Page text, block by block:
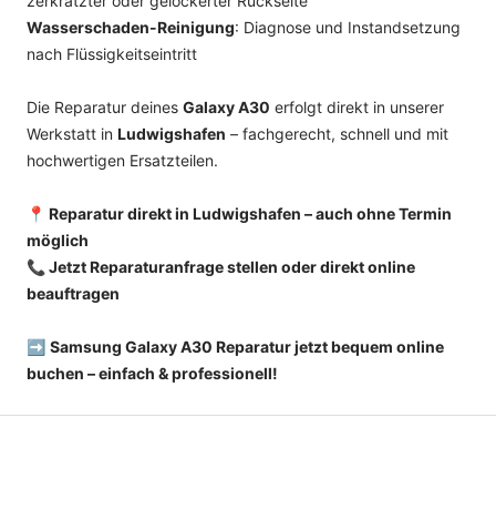
Wasserschaden-Reinigung: Diagnose und Instandsetzung
nach Flüssigkeitseintritt
Die Reparatur deines Galaxy A30 erfolgt direkt in unserer
Werkstatt in Ludwigshafen – fachgerecht, schnell und mit
hochwertigen Ersatzteilen.
📍 Reparatur direkt in Ludwigshafen – auch ohne Termin
möglich
📞 Jetzt Reparaturanfrage stellen oder direkt online
beauftragen
➡️ Samsung Galaxy A30 Reparatur jetzt bequem online
buchen – einfach & professionell!